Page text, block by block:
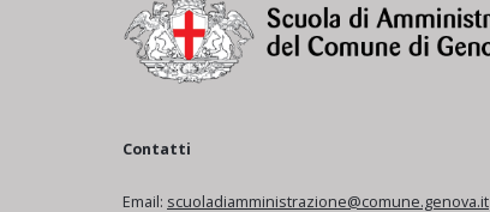
Contatti
Email: scuoladiamministrazione@comune.genova.it